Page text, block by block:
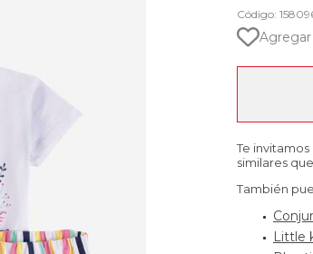
Código:
Te
similares
También
Little